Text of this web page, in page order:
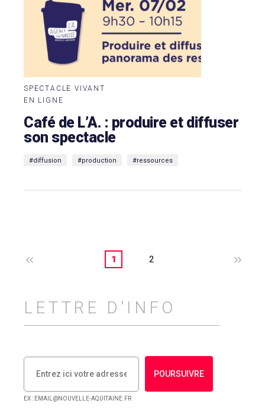
SPECTACLE VIVANT
EN LIGNE
Café de L’A. : produire et diffuser
son spectacle
#diffusion #production #ressources
1 2
LETTRE D'INFO
POURSUIVRE
EX : EMAIL@NOUVELLE-AQUITAINE.FR